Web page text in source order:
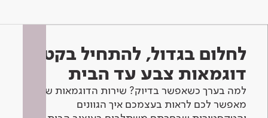
לחלום בגדול, להתחיל בקטן -
דוגמאות צבע עד הבית
למה בערך כשאפשר בדיוק? שירות הדוגמאות שלנו
מאפשר לכם לראות בעצמכם איך הגוונים